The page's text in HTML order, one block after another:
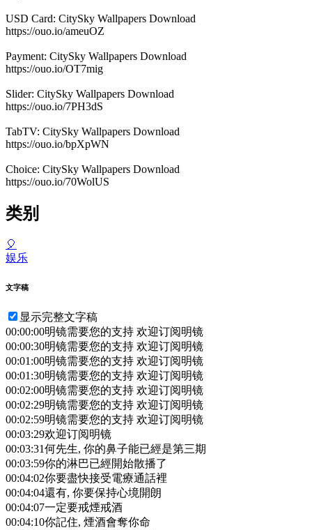
USD Card: CitySky Wallpapers Download
https://ouo.io/ameuOZ
Payment: CitySky Wallpapers Download
https://ouo.io/OT7mig
Slider: CitySky Wallpapers Download
https://ouo.io/7PH3dS
TabTV: CitySky Wallpapers Download
https://ouo.io/bpXpWN
Choice: CitySky Wallpapers Download
https://ouo.io/70WolUS
类别
🎈
娱乐
文字稿
显示完整文字稿
00:00:00明镜需要您的支持 欢迎订阅明镜
00:00:30明镜需要您的支持 欢迎订阅明镜
00:01:00明镜需要您的支持 欢迎订阅明镜
00:01:30明镜需要您的支持 欢迎订阅明镜
00:02:00明镜需要您的支持 欢迎订阅明镜
00:02:29明镜需要您的支持 欢迎订阅明镜
00:02:59明镜需要您的支持 欢迎订阅明镜
00:03:29欢迎订阅明镜
00:03:31何先生, 你的鼻子能已經是第三期
00:03:59你的淋巴已經開始散播了
00:04:02你要盡快接受電療通話裡
00:04:04還有, 你要保持心境開朗
00:04:07一定要戒煙戒酒
00:04:10你記住, 煙酒會奪你命